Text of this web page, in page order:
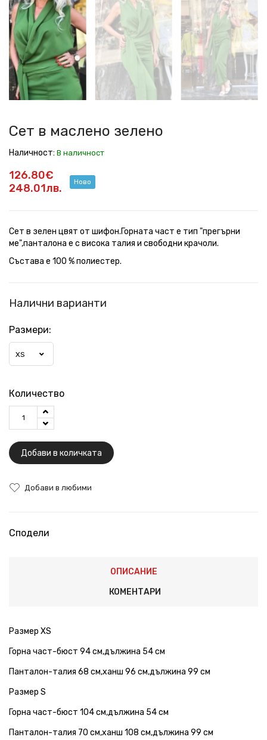
в
маслено
зелено
в
маслено
зелено
в
маслено
зелено
в
маслено
зелено
в
маслено
зелено
Сет в маслено зелено
Наличност: В наличност
126.80€
248.01лв.
Ново
Сет в зелен цвят от шифон.Горната част е тип "прегърни
ме",панталона е с висока талия и свободни крачоли.
Състава е 100 % полиестер.
Налични варианти
Размери:
XS
Количество
Добави в количката
Добави в любими
Сподели
ОПИСАНИЕ
КОМЕНТАРИ
Размер XS
Горна част-бюст 94 см,дължина 54 см
Панталон-талия 68 см,ханш 96 см,дължина 99 см
Размер S
Горна част-бюст 104 см,дължина 54 см
Панталон-талия 70 см,ханш 108 см,дължина 99 см